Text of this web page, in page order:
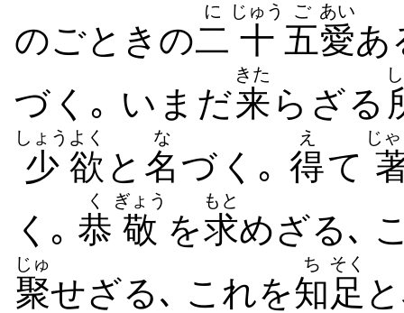
のごときの二
に
十
じゅう
五
ご
愛
あい
あ
づく｡ いまだ来
きた
らざる
少
しょう
欲
よく
と 名
な
づく｡ 得
え
て
じ
く｡ 恭
く
敬
ぎょう
を求
もと
めざる､
聚
じゅ
せざる､ これを知
ち
足
そく
と